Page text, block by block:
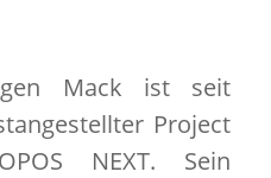
Mack ist seit
Project
NEXT. Sein